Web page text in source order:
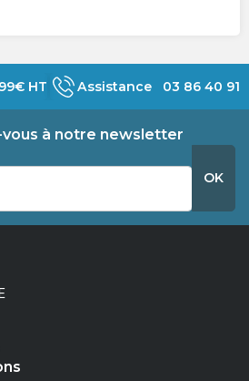
HT Assistance 03 86 40 91
vous à notre newsletter
OK